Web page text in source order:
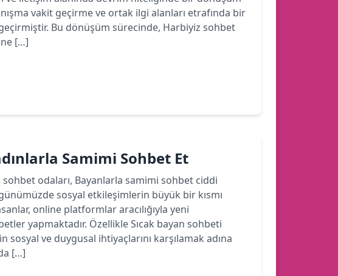
vakit geçirme ve ortak ilgi alanları etrafında bir
Bu dönüşüm sürecinde, Harbiyiz sohbet
[…]
Samimi Sohbet Et
odaları, Bayanlarla samimi sohbet ciddi
sosyal etkileşimlerin büyük bir kısmı
online platformlar aracılığıyla yeni
yapmaktadır. Özellikle Sıcak bayan sohbeti
ve duygusal ihtiyaçlarını karşılamak adına
[…]